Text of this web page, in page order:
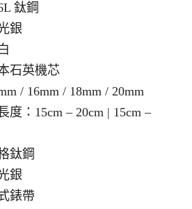
鈦鋼
銀
石英機芯
/ 16mm / 18mm / 20mm
度：15cm – 20cm | 15cm –
鈦鋼
銀
錶帶